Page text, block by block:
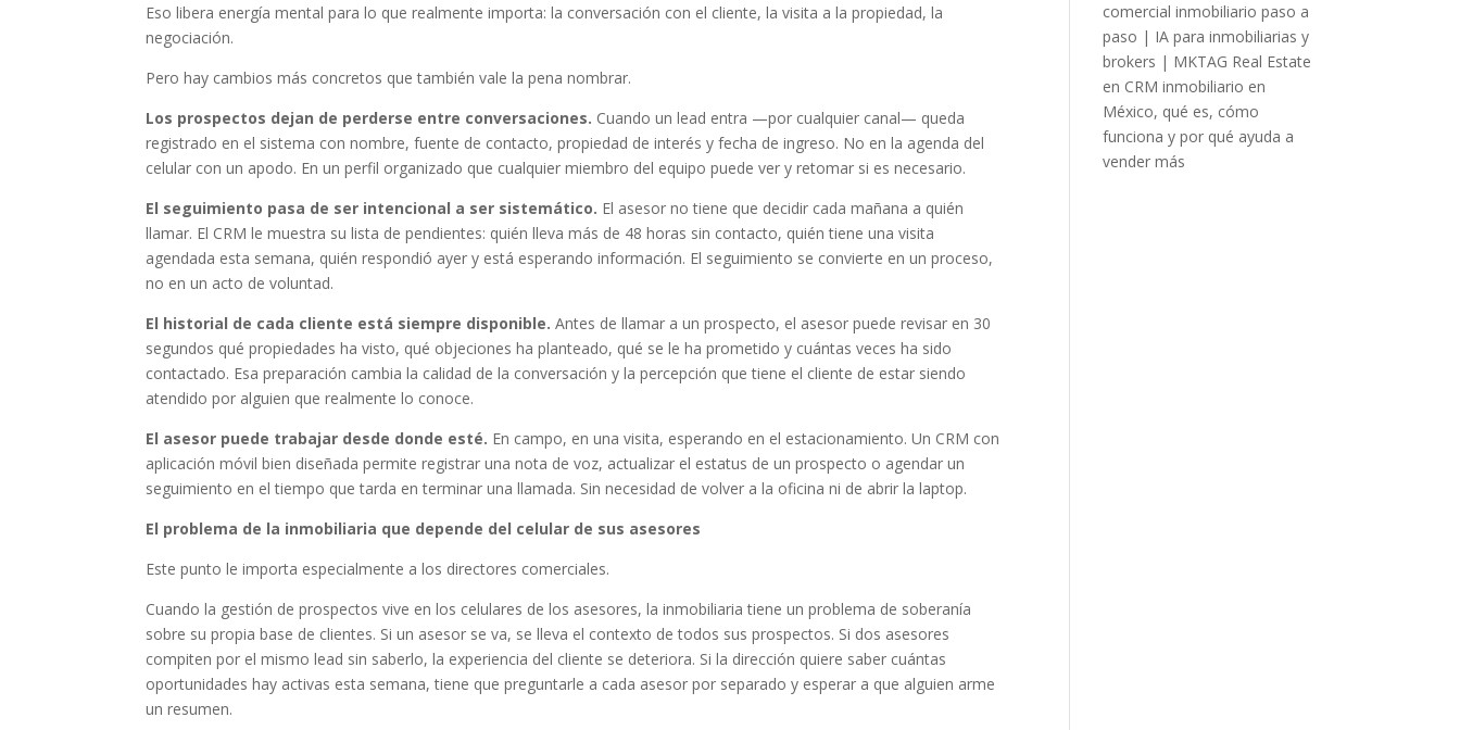
Eso libera energía mental para lo que realmente importa: la conversación con el cliente, la visita a la propiedad, la
negociación.
Pero hay cambios más concretos que también vale la pena nombrar.
Los prospectos dejan de perderse entre conversaciones. Cuando un lead entra —por cualquier canal— queda
registrado en el sistema con nombre, fuente de contacto, propiedad de interés y fecha de ingreso. No en la agenda del
celular con un apodo. En un perfil organizado que cualquier miembro del equipo puede ver y retomar si es necesario.
El seguimiento pasa de ser intencional a ser sistemático. El asesor no tiene que decidir cada mañana a quién
llamar. El CRM le muestra su lista de pendientes: quién lleva más de 48 horas sin contacto, quién tiene una visita
agendada esta semana, quién respondió ayer y está esperando información. El seguimiento se convierte en un proceso,
no en un acto de voluntad.
El historial de cada cliente está siempre disponible. Antes de llamar a un prospecto, el asesor puede revisar en 30
segundos qué propiedades ha visto, qué objeciones ha planteado, qué se le ha prometido y cuántas veces ha sido
contactado. Esa preparación cambia la calidad de la conversación y la percepción que tiene el cliente de estar siendo
atendido por alguien que realmente lo conoce.
El asesor puede trabajar desde donde esté. En campo, en una visita, esperando en el estacionamiento. Un CRM con
aplicación móvil bien diseñada permite registrar una nota de voz, actualizar el estatus de un prospecto o agendar un
seguimiento en el tiempo que tarda en terminar una llamada. Sin necesidad de volver a la oficina ni de abrir la laptop.
El problema de la inmobiliaria que depende del celular de sus asesores
Este punto le importa especialmente a los directores comerciales.
Cuando la gestión de prospectos vive en los celulares de los asesores, la inmobiliaria tiene un problema de soberanía
sobre su propia base de clientes. Si un asesor se va, se lleva el contexto de todos sus prospectos. Si dos asesores
compiten por el mismo lead sin saberlo, la experiencia del cliente se deteriora. Si la dirección quiere saber cuántas
oportunidades hay activas esta semana, tiene que preguntarle a cada asesor por separado y esperar a que alguien arme
un resumen.
comercial inmobiliario paso a
paso | IA para inmobiliarias y
brokers | MKTAG Real Estate
en CRM inmobiliario en
México, qué es, cómo
funciona y por qué ayuda a
vender más